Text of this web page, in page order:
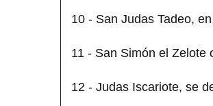
10 - San Judas Tadeo,
11 - San Simón el Zelote
12 - Judas Iscariote, se